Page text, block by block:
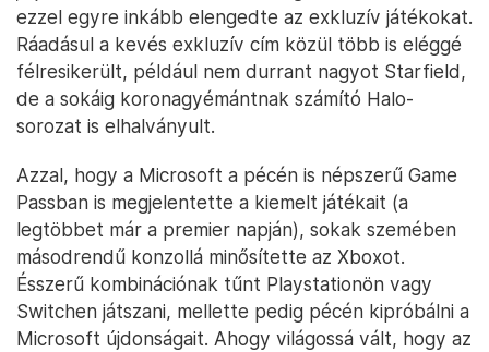
ezzel egyre inkább elengedte az exkluzív játékokat.
Ráadásul a kevés exkluzív cím közül több is eléggé
félresikerült, például nem durrant nagyot Starfield,
de a sokáig koronagyémántnak számító Halo-
sorozat is elhalványult.
Azzal, hogy a Microsoft a pécén is népszerű Game
Passban is megjelentette a kiemelt játékait (a
legtöbbet már a premier napján), sokak szemében
másodrendű konzollá minősítette az Xboxot.
Ésszerű kombinációnak tűnt Playstationön vagy
Switchen játszani, mellette pedig pécén kipróbálni a
Microsoft újdonságait. Ahogy világossá vált, hogy az